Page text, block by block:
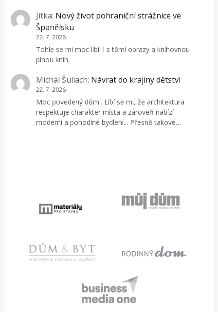
Jitka: Nový život pohraniční strážnice ve
Španělsku
22. 7. 2026
Tohle se mi moc líbí. I s těmi obrazy a knihovnou
plnou knih.
Michal Šuliach: Návrat do krajiny dětství
22. 7. 2026
Moc povedený dům.. Líbí se mi, že architektura
respektuje charakter místa a zároveň nabízí
moderní a pohodlné bydlení... Přesně takové…